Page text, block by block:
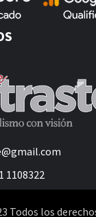
1108322
Todos los